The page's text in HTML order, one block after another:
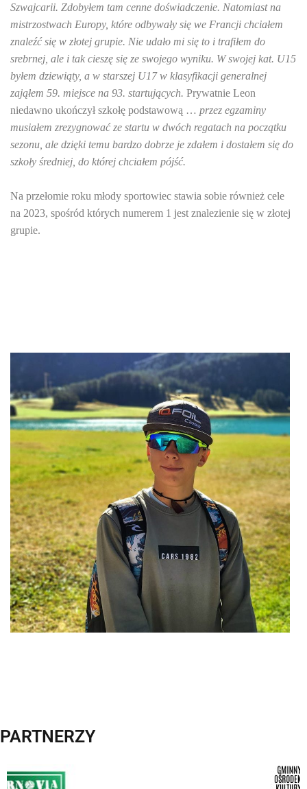
Szwajcarii. Zdobyłem tam cenne doświadczenie. Natomiast na
mistrzostwach Europy, które odbywały się we Francji chciałem
znaleźć się w złotej grupie. Nie udało mi się to i trafiłem do
srebrnej, ale i tak cieszę się ze swojego wyniku. W swojej kat. U15
byłem dziewiąty, a w starszej U17 w klasyfikacji generalnej
zająłem 59. miejsce na 93. startujących. Prywatnie Leon
niedawno ukończył szkołę podstawową … przez egzaminy
musiałem zrezygnować ze startu w dwóch regatach na początku
sezonu, ale dzięki temu bardzo dobrze je zdałem i dostałem się do
szkoły średniej, do której chciałem pójść.
Na przełomie roku młody sportowiec stawia sobie również cele
na 2023, spośród których numerem 1 jest znalezienie się w złotej
grupie.
PARTNERZY